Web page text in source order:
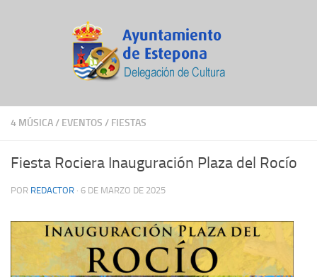
4 MÚSICA/ EVENTOS / FIESTAS
Fiesta Rociera Inauguración Plaza del Rocío
POR REDACTOR · 6 DE MARZO DE 2025